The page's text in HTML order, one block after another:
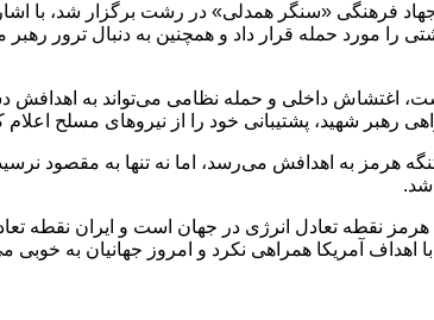
فرهنگی «سنگر همدلی» در رشت برگزار شد، با
بهداشتی را مورد حمله قرار داد و همچنین به دنبال
شهید، پشتیبانی خود را از نیروهای مسلح اعلام
به اهدافش می‌رسد، اما نه تنها به مقصود
هرمز نقطه تعادل انرژی در جهان است و ایران
اهداف آمریکا همراهی نکرد و امروز جهانیان به